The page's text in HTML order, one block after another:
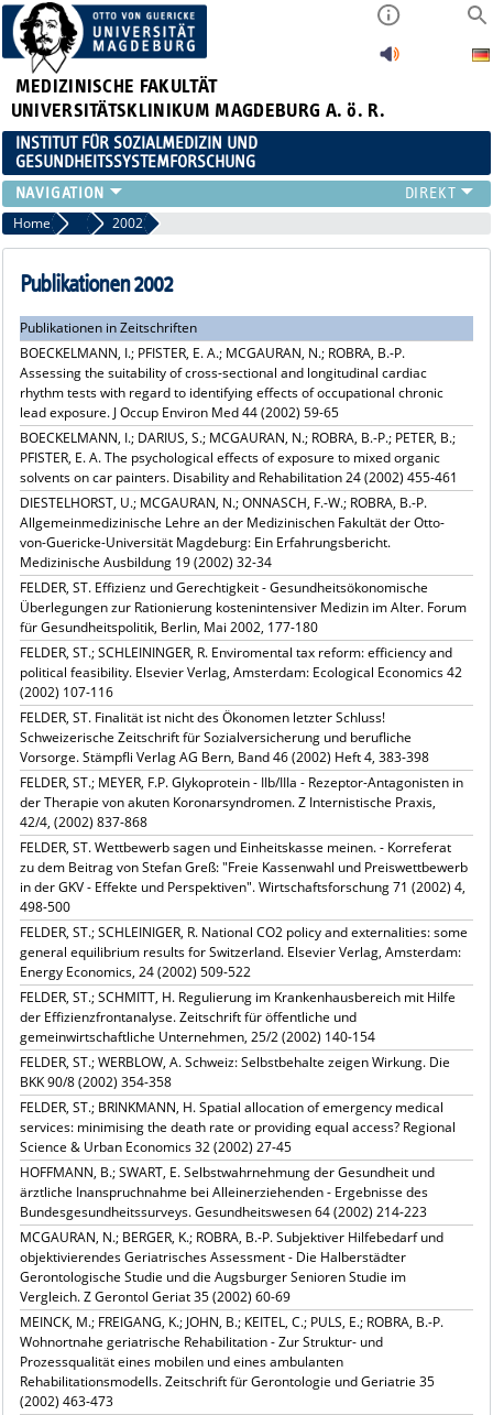
MEDIZINISCHE FAKULTÄT
UNIVERSITÄTSKLINIKUM MAGDEBURG A. ö. R.
INSTITUT FÜR SOZIALMEDIZIN UND
GESUNDHEITSSYSTEMFORSCHUNG
LEHRE
UNSER INSTITUT
TEAM
PUBLIKATIONEN
STELLENANGEBOTE
QUALIFIKATIONSARBEITEN
Home Publikationsarchiv
2002
Publikationen 2002
Publikationen in Zeitschriften
BOECKELMANN, I.; PFISTER, E. A.; MCGAURAN, N.; ROBRA, B.-P.
Assessing the suitability of cross-sectional and longitudinal cardiac
rhythm tests with regard to identifying effects of occupational chronic
lead exposure. J Occup Environ Med 44 (2002) 59-65
BOECKELMANN, I.; DARIUS, S.; MCGAURAN, N.; ROBRA, B.-P.; PETER, B.;
PFISTER, E. A. The psychological effects of exposure to mixed organic
solvents on car painters. Disability and Rehabilitation 24 (2002) 455-461
DIESTELHORST, U.; MCGAURAN, N.; ONNASCH, F.-W.; ROBRA, B.-P.
Allgemeinmedizinische Lehre an der Medizinischen Fakultät der Otto-
von-Guericke-Universität Magdeburg: Ein Erfahrungsbericht.
Medizinische Ausbildung 19 (2002) 32-34
FELDER, ST. Effizienz und Gerechtigkeit - Gesundheitsökonomische
Überlegungen zur Rationierung kostenintensiver Medizin im Alter. Forum
für Gesundheitspolitik, Berlin, Mai 2002, 177-180
FELDER, ST.; SCHLEININGER, R. Enviromental tax reform: efficiency and
political feasibility. Elsevier Verlag, Amsterdam: Ecological Economics 42
(2002) 107-116
FELDER, ST. Finalität ist nicht des Ökonomen letzter Schluss!
Schweizerische Zeitschrift für Sozialversicherung und berufliche
Vorsorge. Stämpfli Verlag AG Bern, Band 46 (2002) Heft 4, 383-398
FELDER, ST.; MEYER, F.P. Glykoprotein - IIb/IIIa - Rezeptor-Antagonisten in
der Therapie von akuten Koronarsyndromen. Z Internistische Praxis,
42/4, (2002) 837-868
FELDER, ST. Wettbewerb sagen und Einheitskasse meinen. - Korreferat
zu dem Beitrag von Stefan Greß: "Freie Kassenwahl und Preiswettbewerb
in der GKV - Effekte und Perspektiven". Wirtschaftsforschung 71 (2002) 4,
498-500
FELDER, ST.; SCHLEINIGER, R. National CO2 policy and externalities: some
general equilibrium results for Switzerland. Elsevier Verlag, Amsterdam:
Energy Economics, 24 (2002) 509-522
FELDER, ST.; SCHMITT, H. Regulierung im Krankenhausbereich mit Hilfe
der Effizienzfrontanalyse. Zeitschrift für öffentliche und
gemeinwirtschaftliche Unternehmen, 25/2 (2002) 140-154
FELDER, ST.; WERBLOW, A. Schweiz: Selbstbehalte zeigen Wirkung. Die
BKK 90/8 (2002) 354-358
FELDER, ST.; BRINKMANN, H. Spatial allocation of emergency medical
services: minimising the death rate or providing equal access? Regional
Science & Urban Economics 32 (2002) 27-45
HOFFMANN, B.; SWART, E. Selbstwahrnehmung der Gesundheit und
ärztliche Inanspruchnahme bei Alleinerziehenden - Ergebnisse des
Bundesgesundheitssurveys. Gesundheitswesen 64 (2002) 214-223
MCGAURAN, N.; BERGER, K.; ROBRA, B.-P. Subjektiver Hilfebedarf und
objektivierendes Geriatrisches Assessment - Die Halberstädter
Gerontologische Studie und die Augsburger Senioren Studie im
Vergleich. Z Gerontol Geriat 35 (2002) 60-69
MEINCK, M.; FREIGANG, K.; JOHN, B.; KEITEL, C.; PULS, E.; ROBRA, B.-P.
Wohnortnahe geriatrische Rehabilitation - Zur Struktur- und
Prozessqualität eines mobilen und eines ambulanten
Rehabilitationsmodells. Zeitschrift für Gerontologie und Geriatrie 35
(2002) 463-473